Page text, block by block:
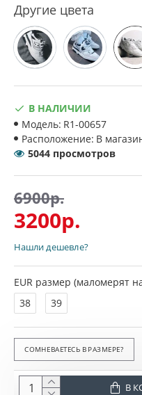
3200р.
6900р.
В НАЛИЧИИ
Модель: R1-00657
Расположение: В
5044 просмотров
Другие цвета
EUR размер (маломерят
38
39
В
Нашли дешевле?
СОМНЕВАЕТЕСЬ В РАЗМЕРЕ?